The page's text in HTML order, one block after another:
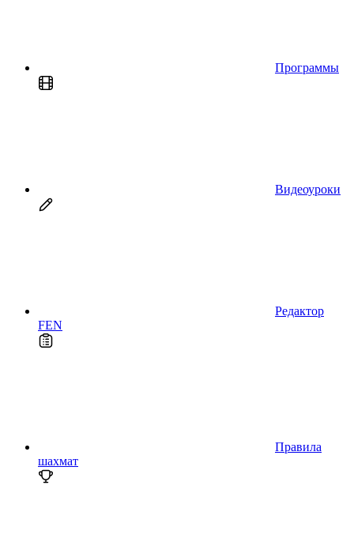
Программы
Видеоуроки
Редактор
FEN
Правила
шахмат